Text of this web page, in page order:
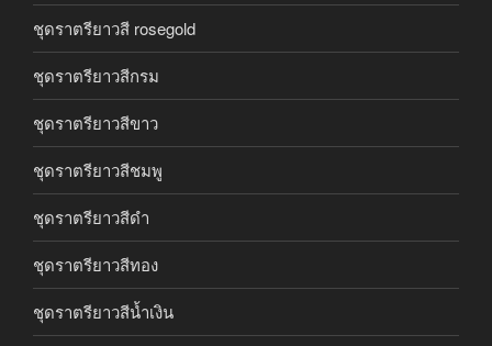
ชุดราตรียาวสี rosegold
ชุดราตรียาวสีกรม
ชุดราตรียาวสีขาว
ชุดราตรียาวสีชมพู
ชุดราตรียาวสีดำ
ชุดราตรียาวสีทอง
ชุดราตรียาวสีน้ำเงิน